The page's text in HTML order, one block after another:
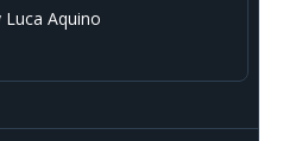
Aquino